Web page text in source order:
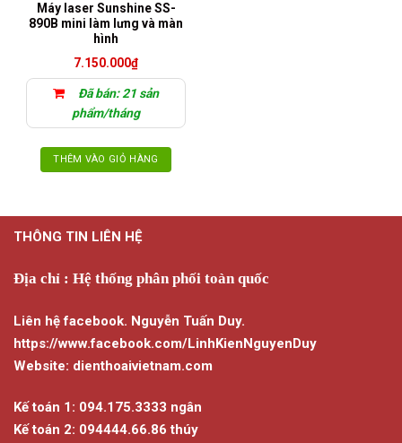
Máy laser Sunshine SS-
890B mini làm lưng và màn
hình
7.150.000₫
Đã bán: 21 sản
phẩm/tháng
THÊM VÀO GIỎ HÀNG
THÔNG TIN LIÊN HỆ
Địa chỉ : Hệ thống phân phối toàn quốc
Liên hệ facebook. Nguyễn Tuấn Duy.
https://www.facebook.com/LinhKienNguyenDuy
Website: dienthoaivietnam.com
Kế toán 1: 094.175.3333 ngân
Kế toán 2: 094444.66.86 thúy